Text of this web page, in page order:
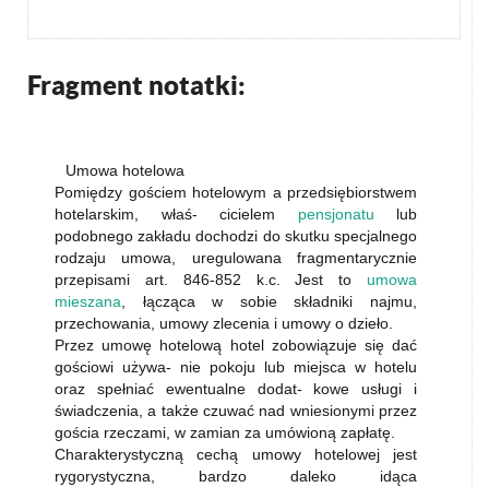
Fragment notatki:
Umowa hotelowa
Pomiędzy gościem hotelowym a przedsiębiorstwem
hotelarskim, właś- cicielem pensjonatu lub
podobnego zakładu dochodzi do skutku specjalnego
rodzaju umowa, uregulowana fragmentarycznie
przepisami art. 846-852 k.c. Jest to umowa
mieszana , łącząca w sobie składniki najmu,
przechowania, umowy zlecenia i umowy o dzieło.
Przez umowę hotelową hotel zobowiązuje się dać
gościowi używa- nie pokoju lub miejsca w hotelu
oraz spełniać ewentualne dodat- kowe usługi i
świadczenia, a także czuwać nad wniesionymi przez
gościa rzeczami, w zamian za umówioną zapłatę.
Charakterystyczną cechą umowy hotelowej jest
rygorystyczna, bardzo daleko idąca